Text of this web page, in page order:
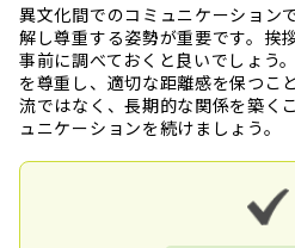
異文化間でのコミュニケーション
解し尊重する姿勢が重要です。挨
事前に調べておくと良いでしょう
を尊重し、適切な距離感を保つこ
流ではなく、長期的な関係を築く
ュニケーションを続けましょう。